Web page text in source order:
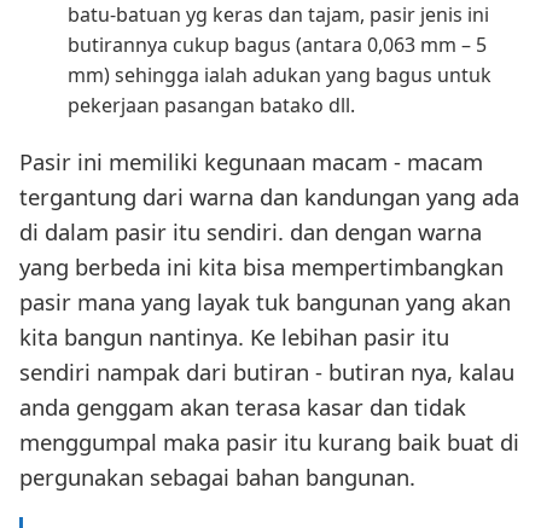
batu-batuan yg keras dan tajam, pasir jenis ini
butirannya cukup bagus (antara 0,063 mm – 5
mm) sehingga ialah adukan yang bagus untuk
pekerjaan pasangan batako dll.
Pasir ini memiliki kegunaan macam - macam
tergantung dari warna dan kandungan yang ada
di dalam pasir itu sendiri. dan dengan warna
yang berbeda ini kita bisa mempertimbangkan
pasir mana yang layak tuk bangunan yang akan
kita bangun nantinya. Ke lebihan pasir itu
sendiri nampak dari butiran - butiran nya, kalau
anda genggam akan terasa kasar dan tidak
menggumpal maka pasir itu kurang baik buat di
pergunakan sebagai bahan bangunan.